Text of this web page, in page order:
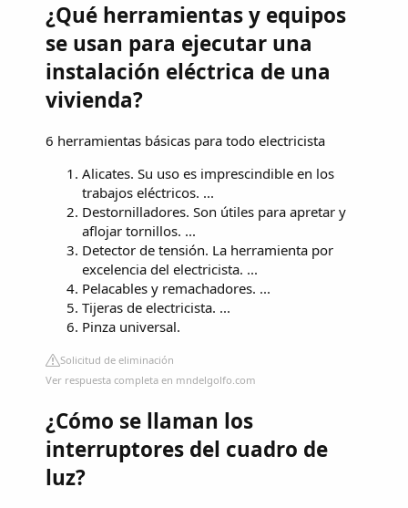
¿Qué herramientas y equipos
se usan para ejecutar una
instalación eléctrica de una
vivienda?
6 herramientas básicas para todo electricista
Alicates. Su uso es imprescindible en los
trabajos eléctricos. ...
Destornilladores. Son útiles para apretar y
aflojar tornillos. ...
Detector de tensión. La herramienta por
excelencia del electricista. ...
Pelacables y remachadores. ...
Tijeras de electricista. ...
Pinza universal.
Solicitud de eliminación
Ver respuesta completa en mndelgolfo.com
¿Cómo se llaman los
interruptores del cuadro de
luz?